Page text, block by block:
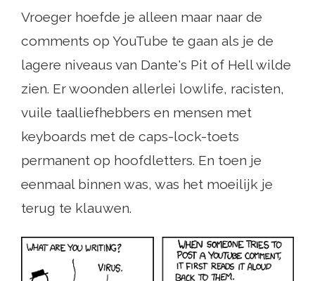
Vroeger hoefde je alleen maar naar de
comments op YouTube te gaan als je de
lagere niveaus van Dante's Pit of Hell wilde
zien. Er woonden allerlei lowlife, racisten,
vuile taalliefhebbers en mensen met
keyboards met de caps-lock-toets
permanent op hoofdletters. En toen je
eenmaal binnen was, was het moeilijk je
terug te klauwen.